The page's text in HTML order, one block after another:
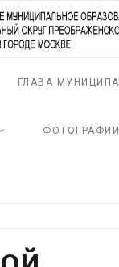
ГЛАВА